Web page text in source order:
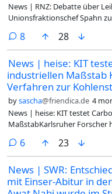
News | RNZ: Debatte über
Unionsfraktionschef Spahn
Unionsfraktionsvorsitzenden
Das erfuhr die Deutsche
Parteivorsitzenden. Der
weil er und sein Mann die
Anspruch genommen
korrekt konsequent sein
Wahrscheinlich wurde der
#Spahn #Merz #Rücktritt
8comments
28
News | heise: KIT
industriellen Maßstab
Verfahren zur
bysascha@friendica.de 4
News | heise: KIT testet
MaßstabKarlsruher Forscher
in einem Industriebetrieb
Kohlendioxid in der
der Aufzeichnungen
das Klimagas aus der
Karlsruher Instituts für
6comments
23
News | SWR:
mit Einser-Abitur in